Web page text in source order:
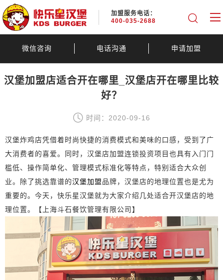
加盟服务电话：
400-035-2688
微信咨询 电话沟通 申请加盟
汉堡加盟店适合开在哪里_汉堡店开在哪里比较
好？
时间：2020-09-16
汉堡炸鸡店凭借着时尚快捷的消费模式和美味的口感，受到了广
大消费者的喜爱。同时，汉堡店加盟连锁投资项目也具有入门门
槛低、操作简单化、管理模式标准化等特点，特别适合大众创
业。除了挑选靠谱的汉堡加盟品牌，汉堡店的地理位置也是尤为
重要的。今天，快乐星汉堡就为大家介绍几处适合开汉堡店的地
理位置。【上海斗石餐饮管理有限公司】